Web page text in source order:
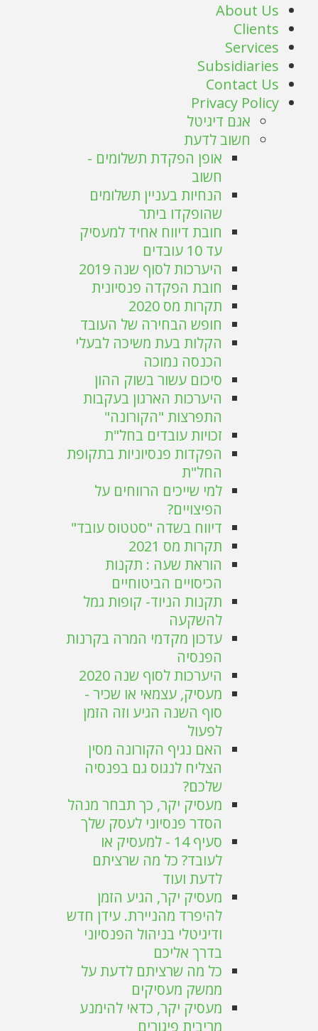
About Us
Clients
Services
Subsidiaries
Contact Us
Privacy Policy
אגם דיגיטל
חשוב לדעת
אופן הפקדת תשלומים -
חשוב
הנחיות בעניין תשלומים
שהופקדו ביתר
חובת דיווח אחיד למעסיק
עד 10 עובדים
היערכות לסוף שנה 2019
חובת הפקדה פנסיונית
תקרות מס 2020
חופש הבחירה של העובד
הקלות בעת משיכה לבעלי
הכנסה נמוכה
סיכום עשור בשוק ההון
היערכות הארגון בעקבות
התפרצות "הקורונה"
זכויות עובדים בחל"ת
הפקדות פנסיוניות בתקופת
החל"ת
למי שייכים הרווחים על
הפיצויים?
דיווח בשדה "סטטוס עובד"
תקרות מס 2021
הוראת שעה : תקנות
הכיסויים הביטוחיים
תקנות הניוד- קופות גמל
להשקעה
עדכון מקדמי המרה בקרנות
הפנסיה
היערכות לסוף שנה 2020
מעסיק, עצמאי או שכיר -
סוף השנה הגיע וזה הזמן
לפעול
האם נגיף הקורונה מסין
הצליח לנגוס גם בפנסיה
שלכם?
מעסיק יקר, כך תבחר מנהל
הסדר פנסיוני לעסק שלך
סעיף 14 - למעסיק או
לעובד? כל מה שרציתם
לדעת ועוד
מעסיק יקר, הגיע הזמן
להיפרד מהניירת. עידן חדש
ודיגיטלי בניהול הפנסיוני
בדרך אליכם
כל מה שרציתם לדעת על
ממשק מעסיקים
מעסיק יקר, כדאי להימנע
מריבית פיגורים